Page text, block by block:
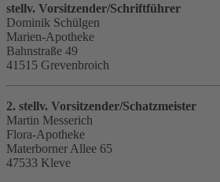
stellv. Vorsitzender/Schriftführer
Dominik Schülgen
Marien-Apotheke
Bahnstraße 49
41515 Grevenbroich
2. stellv. Vorsitzender/Schatzmeister
Martin Messerich
Flora-Apotheke
Materborner Allee 65
47533 Kleve